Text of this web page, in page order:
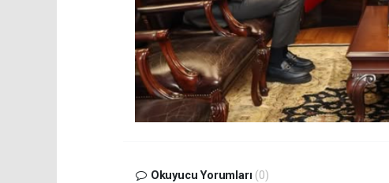
Okuyucu Yorumları (0)